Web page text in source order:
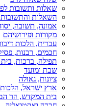
שאלות ותשובות
השאלות
אמונה, תשובה,
מקורות ופירושיהם
עברית, הלכות
חכמים, רבנות,
תפילה, ברכות,
שבת ומועד
ציונות, גאולה
ארץ ישראל, הלכות
בית המקדש, הר